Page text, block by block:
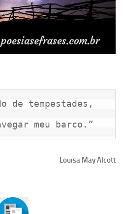
meu barco.”
Louisa May Alcott